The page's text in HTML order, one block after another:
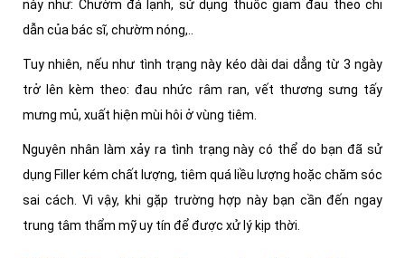
này như: Chườm đá lạnh, sử dụng thuốc giảm đau theo chỉ
dẫn của bác sĩ, chườm nóng,..
Tuy nhiên, nếu như tình trạng này kéo dài dai dẳng từ 3 ngày
trở lên kèm theo: đau nhức râm ran, vết thương sưng tấy
mưng mủ, xuất hiện mùi hôi ở vùng tiêm.
Nguyên nhân làm xảy ra tình trạng này có thể do bạn đã sử
dụng Filler kém chất lượng, tiêm quá liều lượng hoặc chăm sóc
sai cách. Vì vậy, khi gặp trường hợp này bạn cần đến ngay
trung tâm thẩm mỹ uy tín để được xử lý kịp thời.